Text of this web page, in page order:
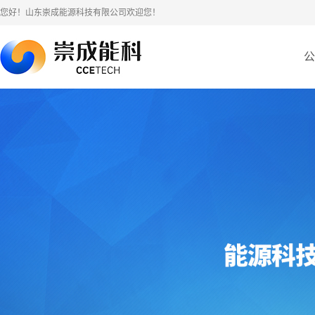
您好！山东崇成能源科技有限公司欢迎您！